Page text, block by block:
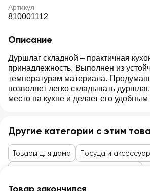
Артикул
810001112
Описание
Дуршлаг складной – практичная
принадлежность. Выполнен из
температурам материала.
позволяет легко складывать
место на кухне и делает его
Другие категории с этим
Товары для дома Посуда и